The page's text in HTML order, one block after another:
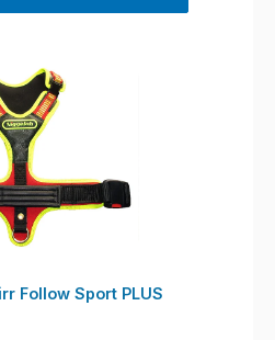
Follow Sport PLUS